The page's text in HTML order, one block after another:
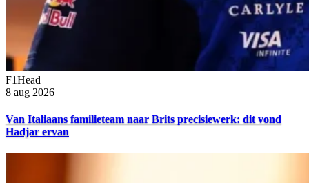
F1Head
8 aug 2026
Van Italiaans familieteam naar Brits precisiewerk: dit vond
Hadjar ervan